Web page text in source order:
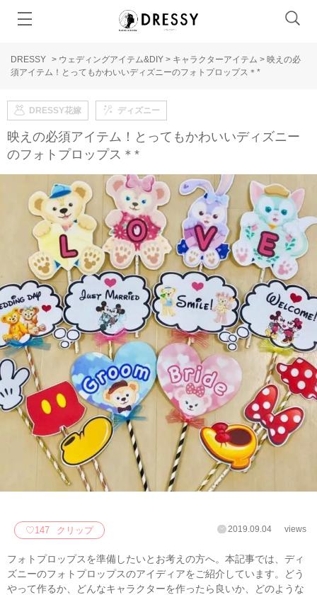
DRESSY > ウェディングアイテム&DIY > キャラクターアイテム > 映えの必
須アイテム！とってもかわいいディズニーのフォトプロップス＊*
DRESSY花嫁 ディズニー
映えの必須アイテム！とってもかわいいディズニー
のフォトプロップス＊*
♡147 クリップ 2019.09.04 views
フォトプロップスを準備したいとお考えの方へ。本記事では、ディ
ズニーのフォトプロップスのアイディアをご紹介しています。どう
やって作るか、どんなキャラクターを作ったら良いか、どのような